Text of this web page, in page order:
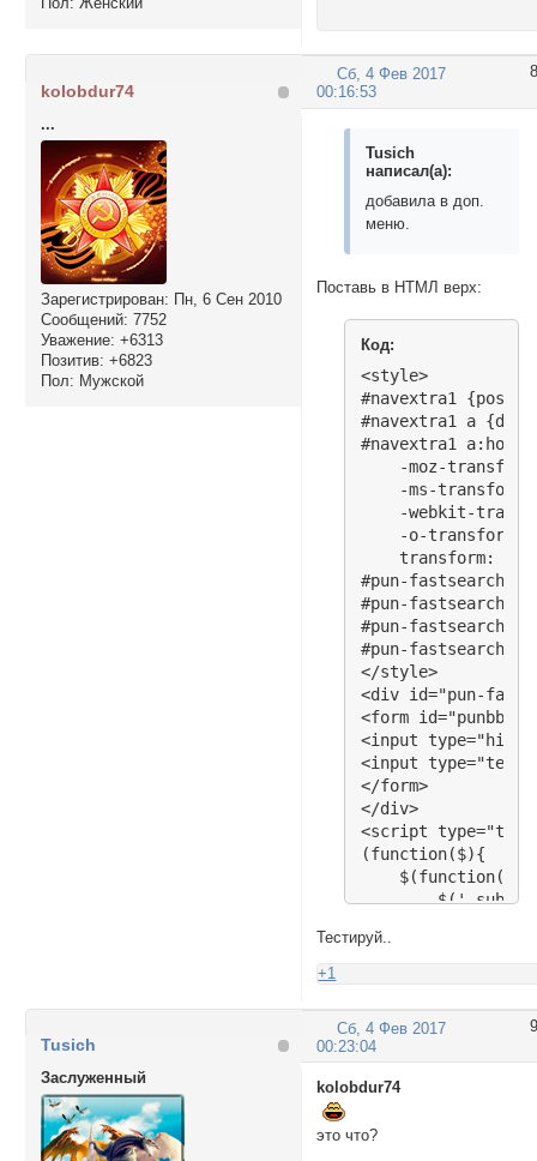
8
Сб, 4 Фев 2017
00:16:53
kolobdur74
...
Зарегистрирован: Пн, 6 Сен 2010
Сообщений: 7752
Уважение: +6313
Позитив: +6823
Пол: Мужской
Tusich
написал(а):
добавила в доп.
меню.
Поставь в НТМЛ верх:
Код:
<style>
#navextra1
#navextra1 a
#navextra1
-moz-
-ms-
-webkit-
-o-transform:
transform:
#pun-fastsearch
#pun-fastsearch
#pun-fastsearch
#pun-fastsearch
</style>
<div id="pun-
<form
<input
<input type="text"
</form>
</div>
<script
(function($){
    $(function(){
    });
Тестируй..
+1
9
Сб, 4 Фев 2017
00:23:04
Tusich
Заслуженный
kolobdur74
это что?